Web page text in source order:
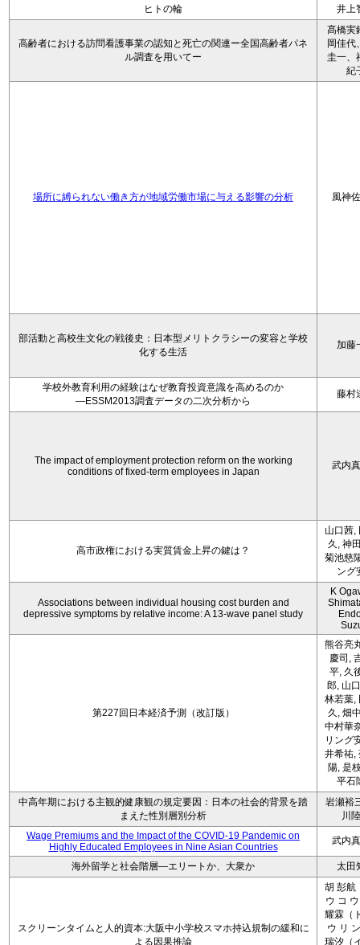
ヒトの輪 井上
高齢者における訪問看護事業の認知と死亡の関連ー全国高齢者パネ
ル調査を用いてー
髙橋実
岡佳代
圭一、
紀
場所に縛られない働き方が地域労働市場に与える影響の分析 風神
部活動と高校生文化の戦後史：日本型メリトクラシーの変容と学校
化する生活
加藤
学校外教育利用の経験はなぜ教育投資意識を高めるのか
―ESSM2013調査データの二次分析から
藤村
The impact of employment protection reform on the working
conditions of fixed-term employees in Japan
武内
高市政権における実質賃金上昇の鍵は？
山口茜,
久, 神
菊池慈
ング
Associations between individual housing cost burden and
depressive symptoms by relative income: A 13-wave panel study
K
第227回日本経済予測（改訂版）
熊谷亮
慶司,
平, 久
郎, 山
林若葉,
久, 畑
中村華
リング
井希祐,
陽, 是
平石
中高年期における主観的健康観の規定要因：日本の社会的背景を踏
まえた性別層別分析
岩瀬裕
川
Wage Premiums and the Impact of the COVID‑19 Pandemic on
Highly Educated Employees in Nine Asian Countries
武内
海外留学と社会階層―エリートか、大衆か 太田
スクリーンタイムと人的資本:大阪中小学校スマホ持込規制の緩和に
よる因果推論
胡 彭航
ウ コ
耀霖（
ウ リ
瑞汐（